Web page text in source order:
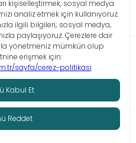
Çerez Politikası İşlem Rehberi
Bellona 2026